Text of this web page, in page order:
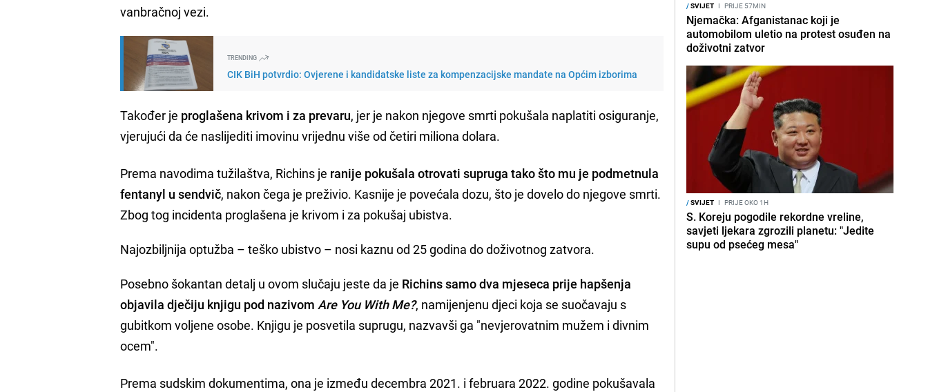
vanbračnoj vezi.
TRENDING
CIK BiH potvrdio: Ovjerene i kandidatske liste za kompenzacijske mandate na Općim izborima
Također je proglašena krivom i za prevaru, jer je nakon njegove smrti pokušala naplatiti osiguranje,
vjerujući da će naslijediti imovinu vrijednu više od četiri miliona dolara.
Prema navodima tužilaštva, Richins je ranije pokušala otrovati supruga tako što mu je podmetnula
fentanyl u sendvič, nakon čega je preživio. Kasnije je povećala dozu, što je dovelo do njegove smrti.
Zbog tog incidenta proglašena je krivom i za pokušaj ubistva.
Najozbiljnija optužba – teško ubistvo – nosi kaznu od 25 godina do doživotnog zatvora.
Posebno šokantan detalj u ovom slučaju jeste da je Richins samo dva mjeseca prije hapšenja
objavila dječiju knjigu pod nazivom Are You With Me?, namijenjenu djeci koja se suočavaju s
gubitkom voljene osobe. Knjigu je posvetila suprugu, nazvavši ga "nevjerovatnim mužem i divnim
ocem".
Prema sudskim dokumentima, ona je između decembra 2021. i februara 2022. godine pokušavala
/SVIJET I PRIJE 57MIN
Njemačka: Afganistanac koji je
automobilom uletio na protest osuđen na
doživotni zatvor
/SVIJET I PRIJE OKO 1H
S. Koreju pogodile rekordne vreline,
savjeti ljekara zgrozili planetu: "Jedite
supu od psećeg mesa"